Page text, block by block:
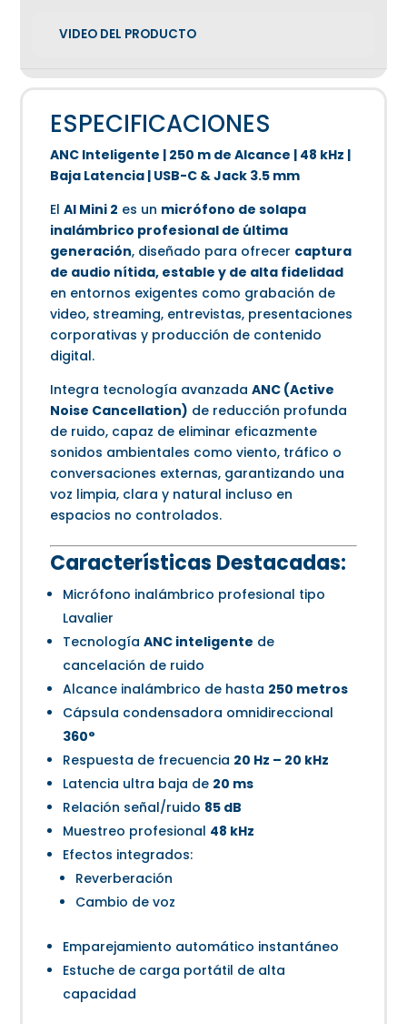
VIDEO DEL PRODUCTO
ESPECIFICACIONES
ANC Inteligente | 250 m de Alcance | 48 kHz |
Baja Latencia | USB-C & Jack 3.5 mm
ElAI Mini 2 es un micrófono de solapa
inalámbrico profesional de última
generación, diseñado para ofrecer captura
de audio nítida, estable y de alta fidelidad
en entornos exigentes como grabación de
video, streaming, entrevistas, presentaciones
corporativas y producción de contenido
digital.
Integra tecnología avanzadaANC (Active
Noise Cancellation) de reducción profunda
de ruido, capaz de eliminar eficazmente
sonidos ambientales como viento, tráfico o
conversaciones externas, garantizando una
voz limpia, clara y natural incluso en
espacios no controlados.
Características Destacadas:
Micrófono inalámbrico profesional tipo
Lavalier
TecnologíaANC inteligente de
cancelación de ruido
Alcance inalámbrico de hasta 250 metros
Cápsula condensadora omnidireccional
360°
Respuesta de frecuencia 20 Hz – 20 kHz
Latencia ultra baja de 20 ms
Relación señal/ruido 85 dB
Muestreo profesional 48 kHz
Efectos integrados:
Reverberación
Cambio de voz
Emparejamiento automático instantáneo
Estuche de carga portátil de alta
capacidad